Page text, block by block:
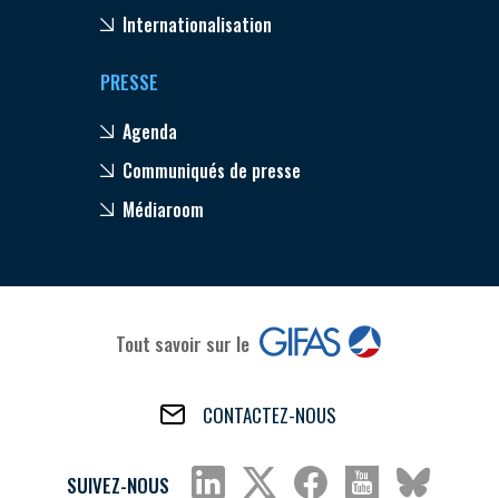
Internationalisation
PRESSE
Agenda
Communiqués de presse
Médiaroom
Tout savoir sur le
CONTACTEZ-NOUS
SUIVEZ-NOUS